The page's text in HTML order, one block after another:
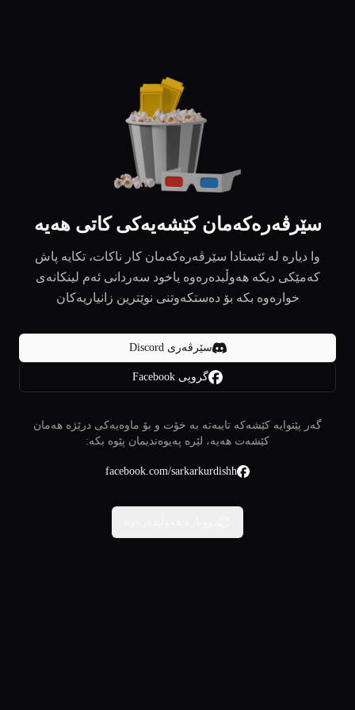
سێرڤەرەکەمان کێشەیەکی کاتی هەیە
وا دیارە لە ئێستادا سێرڤەرەکەمان کار ناکات، تکایە پاش
کەمێکی دیکە هەوڵبدەرەوە یاخود سەردانی ئەم لینکانەی
خوارەوە بکە بۆ دەستکەوتنی نوێترین زانیاریەکان
سێرڤەری Discord
گروپی Facebook
گەر پێتوایە کێشەکە تایبەتە بە خۆت و بۆ ماوەیەکی درێژە هەمان
کێشەت هەیە، لێرە پەیوەندیمان پێوە بکە:
facebook.com/sarkarkurdishh